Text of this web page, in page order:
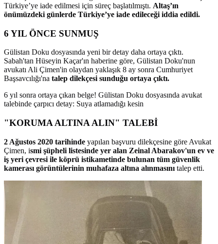
Türkiye’ye iade edilmesi için süreç başlatılmıştı. Altaş’ın
önümüzdeki günlerde Türkiye’ye iade edileceği iddia edildi.
6 YIL ÖNCE SUNMUŞ
Gülistan Doku dosyasında yeni bir detay daha ortaya çıktı.
Sabah'tan Hüseyin Kaçar'ın haberine göre, Gülistan Doku'nun
avukatı Ali Çimen'in olaydan yaklaşık 8 ay sonra Cumhuriyet
Başsavcılığı'na talep dilekçesi sunduğu ortaya çıktı.
6 yıl sonra ortaya çıkan belge! Gülistan Doku dosyasında avukat
talebinde çarpıcı detay: Suya atlamadığı kesin
"KORUMA ALTINA ALIN" TALEBİ
2 Ağustos 2020 tarihinde yapılan başvuru dilekçesine göre Avukat
Çimen, ismi şüpheli listesinde yer alan Zeinal Abarakov'un ev ve
iş yeri çevresi ile köprü istikametinde bulunan tüm güvenlik
kamerası görüntülerinin muhafaza altına alınmasını talep etti.